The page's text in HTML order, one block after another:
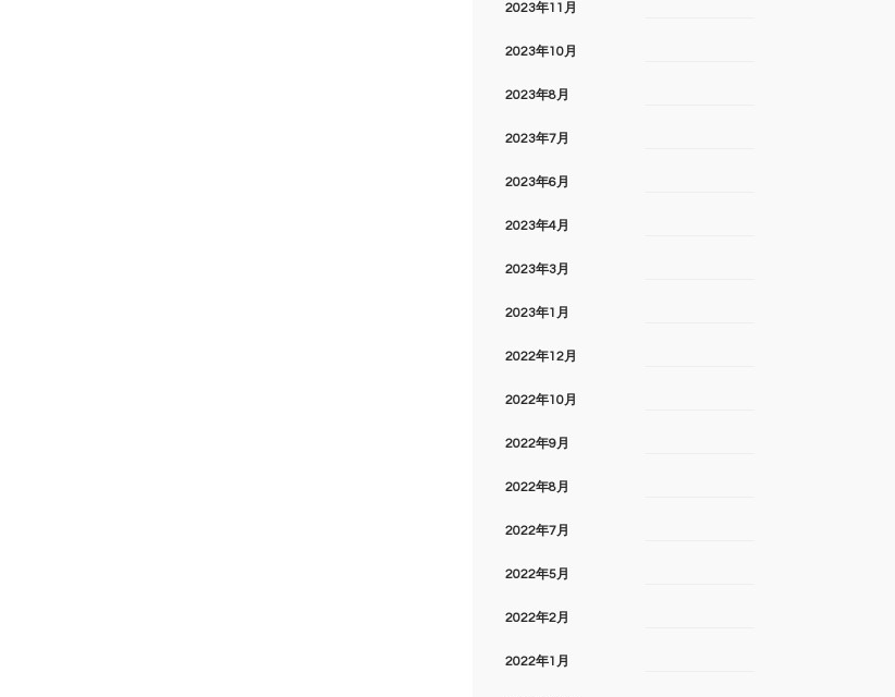
2023年11月
2023年10月
2023年8月
2023年7月
2023年6月
2023年4月
2023年3月
2023年1月
2022年12月
2022年10月
2022年9月
2022年8月
2022年7月
2022年5月
2022年2月
2022年1月